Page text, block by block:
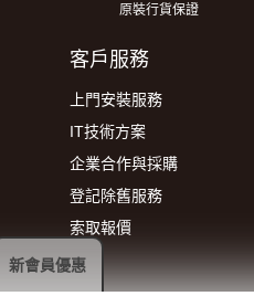
原裝行貨保證
客戶服務
上門安裝服務
IT技術方案
企業合作與採購
登記除舊服務
索取報價
新會員優惠